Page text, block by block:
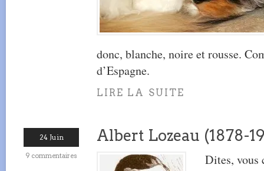
donc, blanche, noire et rousse.
d’Espagne.
LIRE LA SUITE
24 Juin
9 commentaires
Albert Lozeau (1878-
Dites, vous